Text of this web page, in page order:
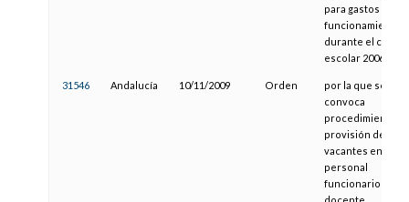
para gastos de
funcionamiento,
durante el curso
escolar 2006/
31546 Andalucía 10/11/2009 Orden
por la que se
convoca
procedimiento
provisión de
vacantes entre
personal
funcionario